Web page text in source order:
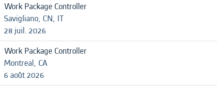
Work Package Controller
Savigliano, CN, IT
28 juil. 2026
Work Package Controller
Montreal, CA
6 août 2026